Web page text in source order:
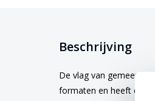
Beschrijving
De vlag van gemeente
formaten en heeft een